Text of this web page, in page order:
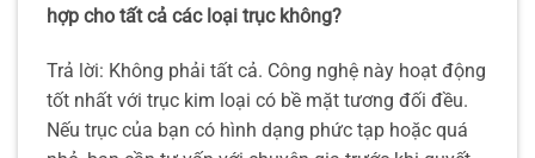
hợp cho tất cả các loại trục không?
Trả lời: Không phải tất cả. Công nghệ này hoạt động
tốt nhất với trục kim loại có bề mặt tương đối đều.
Nếu trục của bạn có hình dạng phức tạp hoặc quá